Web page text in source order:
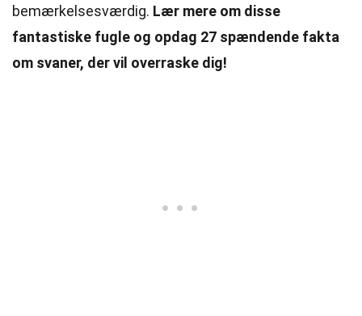
bemærkelsesværdig. Lær mere om disse
fantastiske fugle og opdag 27 spændende fakta
om svaner, der vil overraske dig!